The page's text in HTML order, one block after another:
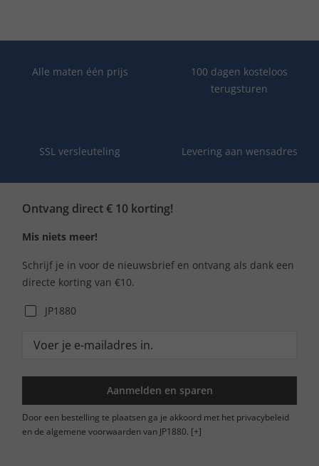
Alle maten één prijs
100 dagen kosteloos
terugsturen
SSL versleuteling Levering aan wensadres
Ontvang direct € 10 korting!
Mis niets meer!
Schrijf je in voor de nieuwsbrief en ontvang als dank een
directe korting van €10.
JP1880
Aanmelden en sparen
Door een bestelling te plaatsen ga je akkoord met het privacybeleid
en de algemene voorwaarden van JP1880. [+]